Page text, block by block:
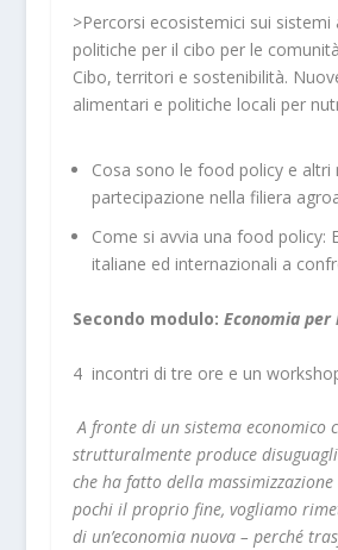
>Percorsi ecosistemici sui sistemi
politiche per il cibo per le
Cibo, territori e sostenibilità.
alimentari e politiche locali per
Cosa sono le food policy e altri
partecipazione nella filiera
Come si avvia una food policy:
italiane ed internazionali a
Secondo modulo: Economia
4 incontri di tre ore e un
A fronte di un sistema economico
strutturalmente produce
che ha fatto della
pochi il proprio fine, vogliamo
di un’economia nuova – perché